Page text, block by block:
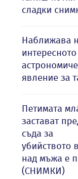
сладки
Наближава
интересното
явление за
Петимата
застават
съда за
убийството
над мъжа е
(СНИМКИ)